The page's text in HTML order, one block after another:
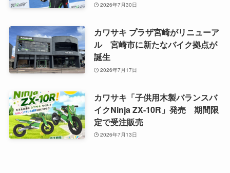
2026年7月30日
カワサキ プラザ宮崎がリニューア
ル 宮崎市に新たなバイク拠点が
誕生
2026年7月17日
カワサキ「子供用木製バランスバ
イクNinja ZX-10R」発売 期間限
定で受注販売
2026年7月13日